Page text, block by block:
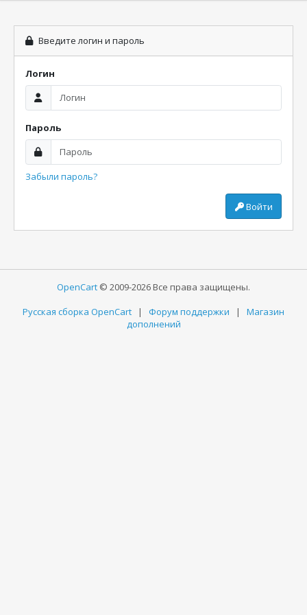
Введите логин и пароль
Логин
Пароль
Забыли пароль?
Войти
OpenCart © 2009-2026 Все права защищены.
Русская сборка OpenCart | Форум поддержки | Магазин
дополнений